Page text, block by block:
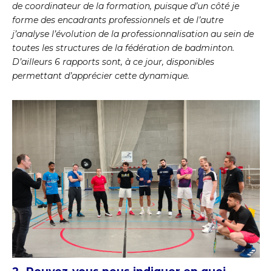
de coordinateur de la formation, puisque d’un côté je
forme des encadrants professionnels et de l’autre
j’analyse l’évolution de la professionnalisation au sein de
toutes les structures de la fédération de badminton.
D’ailleurs 6 rapports sont, à ce jour, disponibles
permettant d’apprécier cette dynamique.